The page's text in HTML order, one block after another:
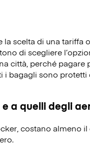
scelta di una tariffa
di scegliere
città, perché pagare
i bagagli sono protetti
a quelli degli
costano almeno